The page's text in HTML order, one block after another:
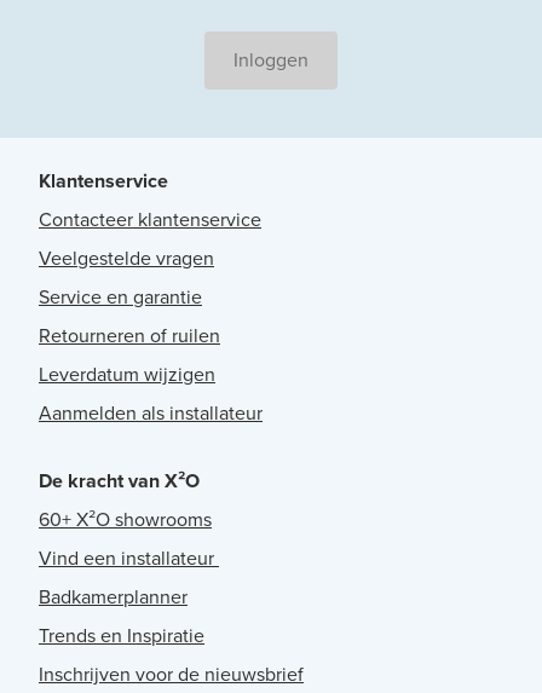
Inloggen
Klantenservice
Contacteer klantenservice
Veelgestelde vragen
Service en garantie
Retourneren of ruilen
Leverdatum wijzigen
Aanmelden als installateur
De kracht van X²O
60+ X²O showrooms
Vind een installateur
Badkamerplanner
Trends en Inspiratie
Inschrijven voor de nieuwsbrief